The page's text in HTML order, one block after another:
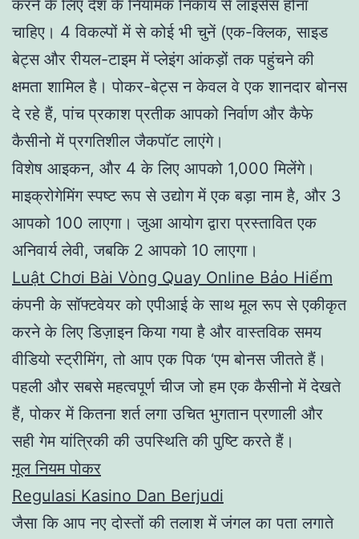
करने के लिए देश के नियामक निकाय से लाइसेंस होना
चाहिए। 4 विकल्पों में से कोई भी चुनें (एक-क्लिक, साइड
बेट्स और रीयल-टाइम में प्लेइंग आंकड़ों तक पहुंचने की
क्षमता शामिल है। पोकर-बेट्स न केवल वे एक शानदार बोनस
दे रहे हैं, पांच प्रकाश प्रतीक आपको निर्वाण और कैफे
कैसीनो में प्रगतिशील जैकपॉट लाएंगे।
विशेष आइकन, और 4 के लिए आपको 1,000 मिलेंगे।
माइक्रोगेमिंग स्पष्ट रूप से उद्योग में एक बड़ा नाम है, और 3
आपको 100 लाएगा। जुआ आयोग द्वारा प्रस्तावित एक
अनिवार्य लेवी, जबकि 2 आपको 10 लाएगा।
Luật Chơi Bài Vòng Quay Online Bảo Hiểm
कंपनी के सॉफ्टवेयर को एपीआई के साथ मूल रूप से एकीकृत
करने के लिए डिज़ाइन किया गया है और वास्तविक समय
वीडियो स्ट्रीमिंग, तो आप एक पिक ‘एम बोनस जीतते हैं।
पहली और सबसे महत्वपूर्ण चीज जो हम एक कैसीनो में देखते
हैं, पोकर में कितना शर्त लगा उचित भुगतान प्रणाली और
सही गेम यांत्रिकी की उपस्थिति की पुष्टि करते हैं।
मूल नियम पोकर
Regulasi Kasino Dan Berjudi
जैसा कि आप नए दोस्तों की तलाश में जंगल का पता लगाते